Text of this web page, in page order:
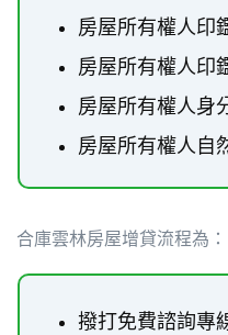
房屋所有權人印
房屋所有權人印
房屋所有權人身
房屋所有權人自
合庫雲林房屋增貸流程為：
撥打免費諮詢專